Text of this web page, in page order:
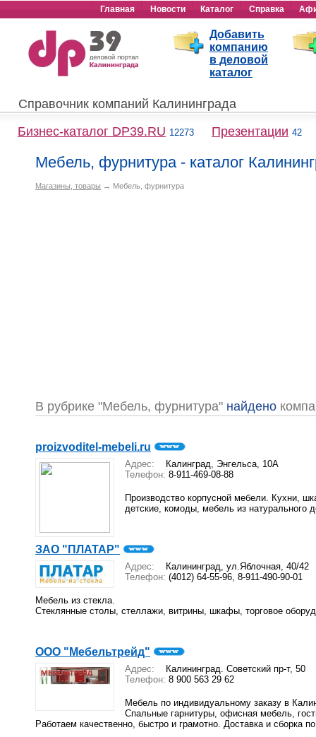
Главная Новости Каталог Справка
Добавить
компанию
в деловой
каталог
Справочник компаний Калининграда
Бизнес-каталог DP39.RU 12273 Презентации 42
Мебель, фурнитура - каталог
Магазины, товары → Мебель, фурнитура
В рубрике "Мебель, фурнитура" найдено
proizvoditel-mebeli.ru
Адрес:
Калинград, Энгельса, 10А
Телефон: 8-911-469-08-88
Производство корпусной мебели. Кухни,
детские, комоды, мебель из натурального
ЗАО "ПЛАТАР"
Адрес:
Калининград, ул.Яблочная, 40/42
Телефон: (4012) 64-55-96, 8-911-490-90-01
Мебель из стекла.
Стеклянные столы, стеллажи, витрины, шкафы, торговое
ООО "Мебельтрейд"
Адрес:
Калининград. Советский пр-т, 50
Телефон: 8 900 563 29 62
Мебель по индивидуальному заказу в
Спальные гарнитуры, офисная мебель,
Работаем качественно, быстро и грамотно. Доставка и сборка